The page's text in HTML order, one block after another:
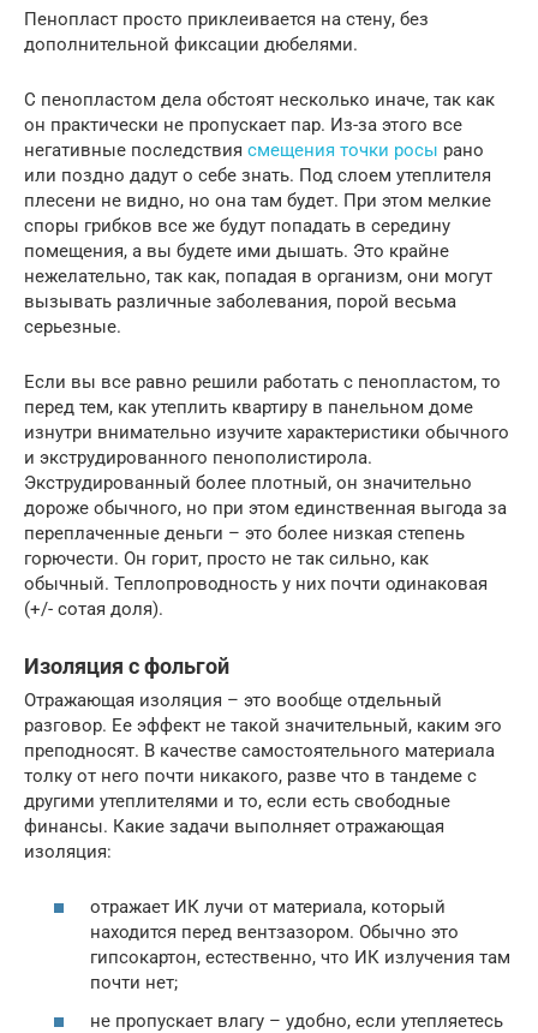
Пенопласт просто приклеивается на стену, без
дополнительной фиксации дюбелями.
С пенопластом дела обстоят несколько иначе, так как
он практически не пропускает пар. Из-за этого все
негативные последствия смещения точки росы рано
или поздно дадут о себе знать. Под слоем утеплителя
плесени не видно, но она там будет. При этом мелкие
споры грибков все же будут попадать в середину
помещения, а вы будете ими дышать. Это крайне
нежелательно, так как, попадая в организм, они могут
вызывать различные заболевания, порой весьма
серьезные.
Если вы все равно решили работать с пенопластом, то
перед тем, как утеплить квартиру в панельном доме
изнутри внимательно изучите характеристики обычного
и экструдированного пенополистирола.
Экструдированный более плотный, он значительно
дороже обычного, но при этом единственная выгода за
переплаченные деньги – это более низкая степень
горючести. Он горит, просто не так сильно, как
обычный. Теплопроводность у них почти одинаковая
(+/- сотая доля).
Изоляция с фольгой
Отражающая изоляция – это вообще отдельный
разговор. Ее эффект не такой значительный, каким эго
преподносят. В качестве самостоятельного материала
толку от него почти никакого, разве что в тандеме с
другими утеплителями и то, если есть свободные
финансы. Какие задачи выполняет отражающая
изоляция:
отражает ИК лучи от материала, который
находится перед вентзазором. Обычно это
гипсокартон, естественно, что ИК излучения там
почти нет;
не пропускает влагу – удобно, если утепляетесь